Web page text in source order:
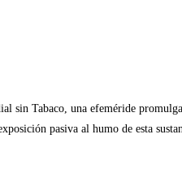
sin Tabaco, una efeméride
pasiva al humo de esta